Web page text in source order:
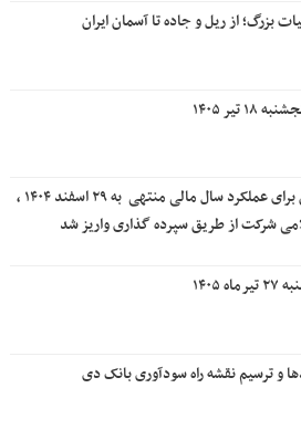
بزرگ؛ از ریل و جاده تا آسمان ایران
تیر ۱۴۰۵
سود سهامداران برای عملکرد سال مالی منتهی ‌ به ۲۹ اسفند ۱۴۰۴ ،
شرکت از طریق سپرده گذاری واریز شد
۱۴۰۵
و ترسیم نقشه راه سودآوری بانک دی